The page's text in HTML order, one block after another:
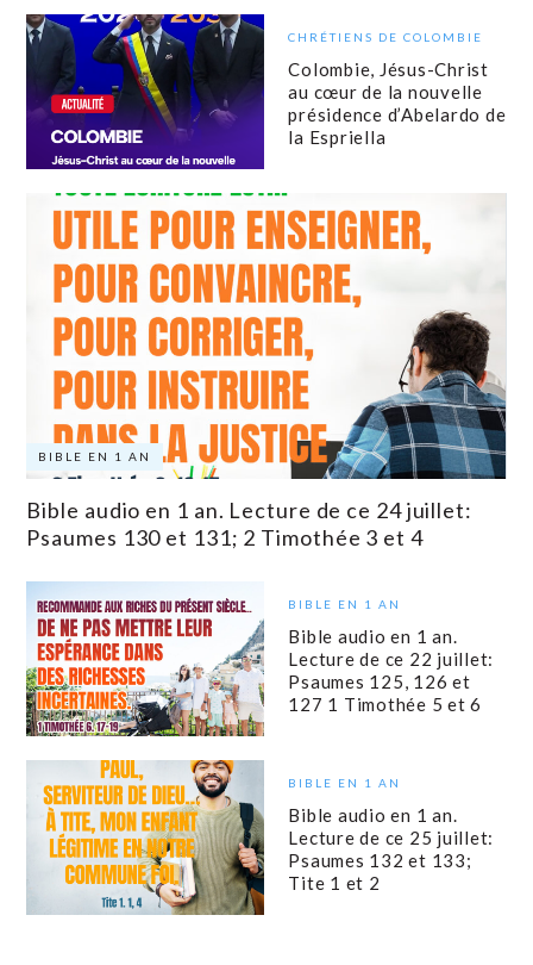
CHRÉTIENS DE COLOMBIE
Colombie, Jésus-Christ
au cœur de la nouvelle
présidence d’Abelardo de
la Espriella
BIBLE EN 1 AN
Bible audio en 1 an. Lecture de ce 24 juillet:
Psaumes 130 et 131; 2 Timothée 3 et 4
BIBLE EN 1 AN
Bible audio en 1 an.
Lecture de ce 22 juillet:
Psaumes 125, 126 et
127 1 Timothée 5 et 6
BIBLE EN 1 AN
Bible audio en 1 an.
Lecture de ce 25 juillet:
Psaumes 132 et 133;
Tite 1 et 2